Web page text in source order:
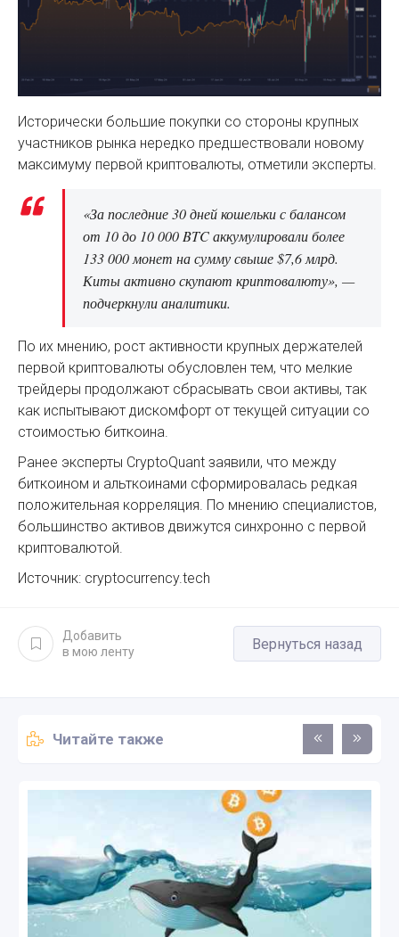
Исторически большие покупки со стороны крупных
участников рынка нередко предшествовали новому
максимуму первой криптовалюты, отметили эксперты.
«За последние 30 дней кошельки с балансом
от 10 до 10 000 BTC аккумулировали более
133 000 монет на сумму свыше $7,6 млрд.
Киты активно скупают криптовалюту», —
подчеркнули аналитики.
По их мнению, рост активности крупных держателей
первой криптовалюты обусловлен тем, что мелкие
трейдеры продолжают сбрасывать свои активы, так
как испытывают дискомфорт от текущей ситуации со
стоимостью биткоина.
Ранее эксперты CryptoQuant заявили, что между
биткоином и альткоинами сформировалась редкая
положительная корреляция. По мнению специалистов,
большинство активов движутся синхронно с первой
криптовалютой.
Источник: cryptocurrency.tech
Добавить
в мою ленту
Вернуться назад
Читайте также